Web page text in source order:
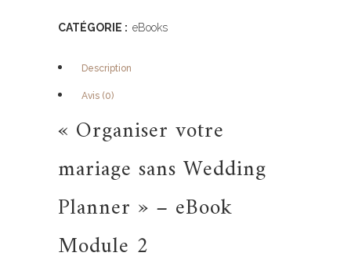
CATÉGORIE : eBooks
Description
Avis (0)
« Organiser votre
mariage sans Wedding
Planner » – eBook
Module 2